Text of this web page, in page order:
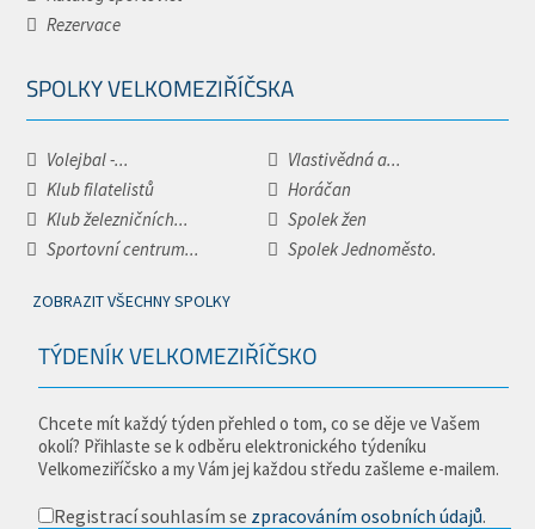
Rezervace
SPOLKY VELKOMEZIŘÍČSKA
Volejbal -...
Vlastivědná a...
Klub filatelistů
Horáčan
Klub železničních...
Spolek žen
Sportovní centrum...
Spolek Jednoměsto.
ZOBRAZIT VŠECHNY SPOLKY
TÝDENÍK VELKOMEZIŘÍČSKO
Chcete mít každý týden přehled o tom, co se děje ve Vašem
okolí? Přihlaste se k odběru elektronického týdeníku
Velkomeziříčsko a my Vám jej každou středu zašleme e-mailem.
Registrací souhlasím se zpracováním osobních údajů.